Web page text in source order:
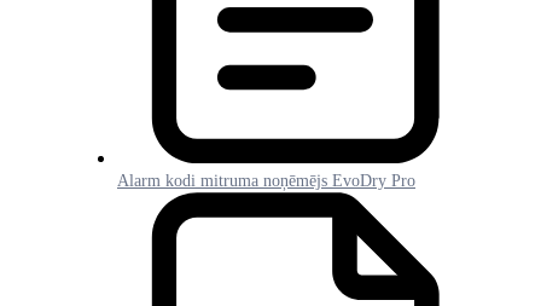
Alarm kodi mitruma noņēmējs EvoDry Pro